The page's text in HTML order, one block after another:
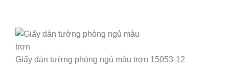
Giấy dán tường phòng ngủ màu trơn 15053-12